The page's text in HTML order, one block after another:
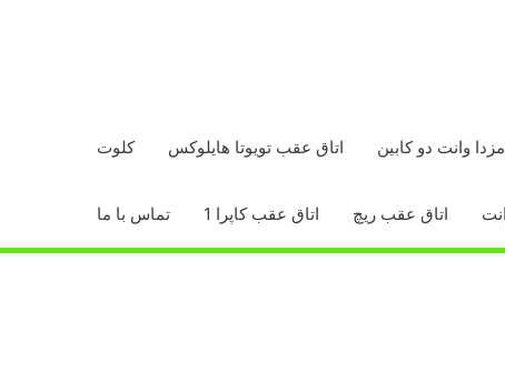
مزدا وانت دو کابین اتاق عقب تویوتا هایلوکس کلوت
اتاق عقب ریچ اتاق عقب کاپرا 1 تماس با ما